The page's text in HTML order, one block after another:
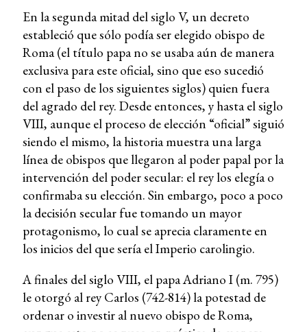
En la segunda mitad del siglo V, un decreto
estableció que sólo podía ser elegido obispo de
Roma (el título papa no se usaba aún de manera
exclusiva para este oficial, sino que eso sucedió
con el paso de los siguientes siglos) quien fuera
del agrado del rey. Desde entonces, y hasta el siglo
VIII, aunque el proceso de elección “oficial” siguió
siendo el mismo, la historia muestra una larga
línea de obispos que llegaron al poder papal por la
intervención del poder secular: el rey los elegía o
confirmaba su elección. Sin embargo, poco a poco
la decisión secular fue tomando un mayor
protagonismo, lo cual se aprecia claramente en
los inicios del que sería el Imperio carolingio.
A finales del siglo VIII, el papa Adriano I (m. 795)
le otorgó al rey Carlos (742-814) la potestad de
ordenar o investir al nuevo obispo de Roma,